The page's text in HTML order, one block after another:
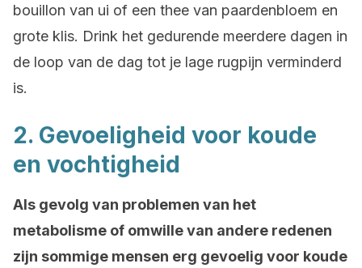
bouillon van ui of een thee van paardenbloem en
grote klis. Drink het gedurende meerdere dagen in
de loop van de dag tot je lage rugpijn verminderd
is.
2. Gevoeligheid voor koude
en vochtigheid
Als gevolg van problemen van het
metabolisme of omwille van andere redenen
zijn sommige mensen erg gevoelig voor koude